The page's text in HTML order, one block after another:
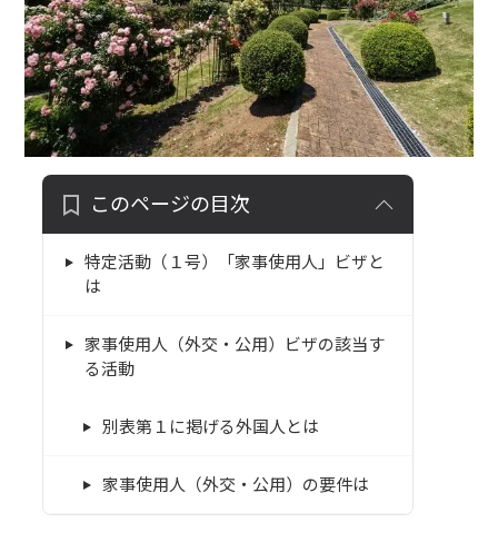
このページの目次
特定活動（１号）「家事使用人」ビザと
は
家事使用人（外交・公用）ビザの該当す
る活動
別表第１に掲げる外国人とは
家事使用人（外交・公用）の要件は